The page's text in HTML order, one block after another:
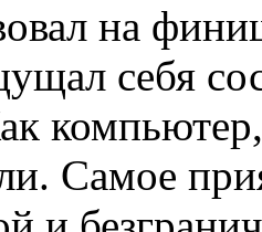
на
себя
Самое